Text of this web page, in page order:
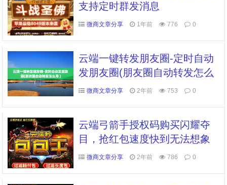
支持定时群发消息
微商文章分享 1年前 776 0
云端一键转发朋友圈-定时自动
发朋友圈(朋友圈自动转发怎么
用 )微商文章分享 2年前 753 0
云端弓箭手授权码购买闪耀夺
目，抢红包速度快到无法想象
微商文章分享 2年前 786 0